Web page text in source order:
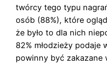
twórcy tego typu
osób (88%), które
że było to dla nich
82% młodzieży podaje
powinny być zakazane